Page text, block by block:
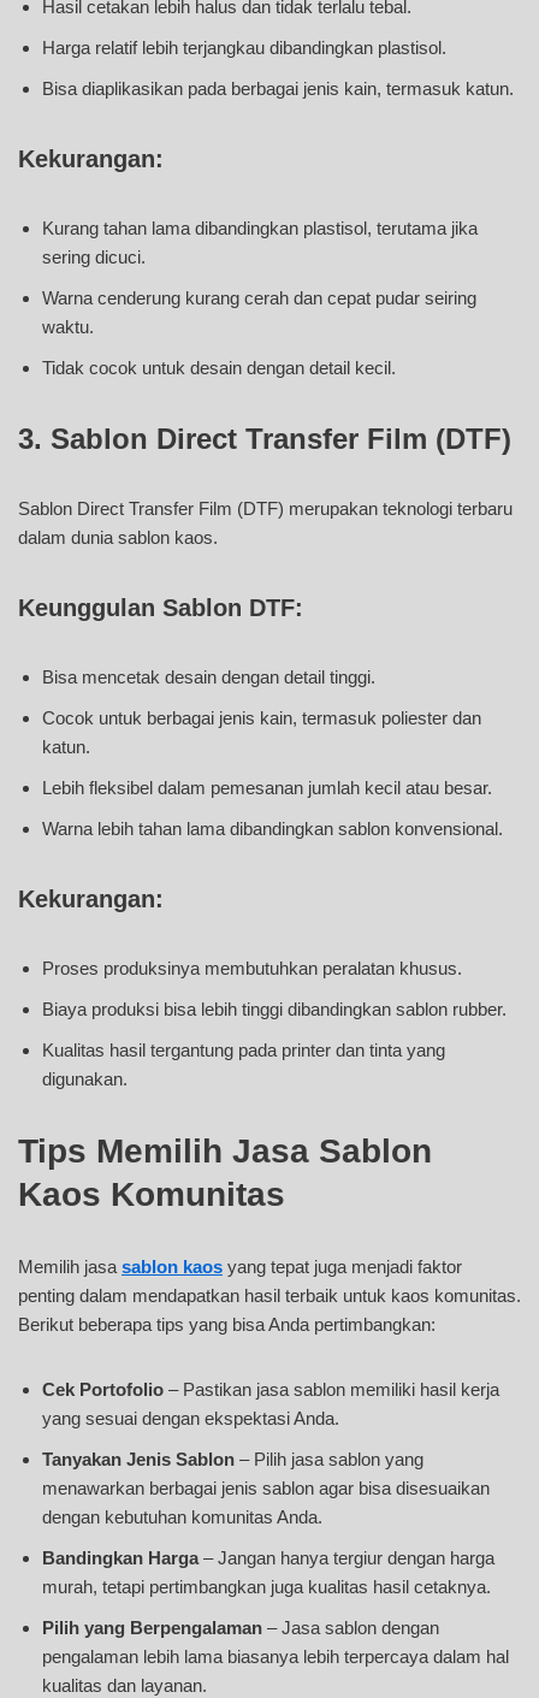
Hasil cetakan lebih halus dan tidak terlalu tebal.
Harga relatif lebih terjangkau dibandingkan plastisol.
Bisa diaplikasikan pada berbagai jenis kain, termasuk katun.
Kekurangan:
Kurang tahan lama dibandingkan plastisol, terutama jika
sering dicuci.
Warna cenderung kurang cerah dan cepat pudar seiring
waktu.
Tidak cocok untuk desain dengan detail kecil.
3. Sablon Direct Transfer Film (DTF)
Sablon Direct Transfer Film (DTF) merupakan teknologi terbaru
dalam dunia sablon kaos.
Keunggulan Sablon DTF:
Bisa mencetak desain dengan detail tinggi.
Cocok untuk berbagai jenis kain, termasuk poliester dan
katun.
Lebih fleksibel dalam pemesanan jumlah kecil atau besar.
Warna lebih tahan lama dibandingkan sablon konvensional.
Kekurangan:
Proses produksinya membutuhkan peralatan khusus.
Biaya produksi bisa lebih tinggi dibandingkan sablon rubber.
Kualitas hasil tergantung pada printer dan tinta yang
digunakan.
Tips Memilih Jasa Sablon
Kaos Komunitas
Memilih jasa sablon kaos yang tepat juga menjadi faktor
penting dalam mendapatkan hasil terbaik untuk kaos komunitas.
Berikut beberapa tips yang bisa Anda pertimbangkan:
Cek Portofolio – Pastikan jasa sablon memiliki hasil kerja
yang sesuai dengan ekspektasi Anda.
Tanyakan Jenis Sablon – Pilih jasa sablon yang
menawarkan berbagai jenis sablon agar bisa disesuaikan
dengan kebutuhan komunitas Anda.
Bandingkan Harga– Jangan hanya tergiur dengan harga
murah, tetapi pertimbangkan juga kualitas hasil cetaknya.
Pilih yang Berpengalaman – Jasa sablon dengan
pengalaman lebih lama biasanya lebih terpercaya dalam hal
kualitas dan layanan.